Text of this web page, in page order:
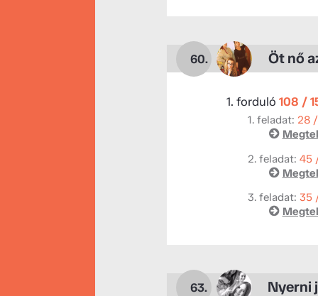
60. Öt nő
1. forduló 108 /
1. feladat: 28
2. feladat: 45
3. feladat: 35
63. Nyerni